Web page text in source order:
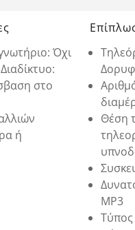
Όχι
στο
ή
Θέση
MP3
Τύπος